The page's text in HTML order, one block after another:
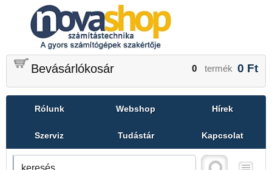
Bevásárlókosár 0 termék 0 Ft
Rólunk Webshop Hírek
Szerviz Tudástár Kapcsolat